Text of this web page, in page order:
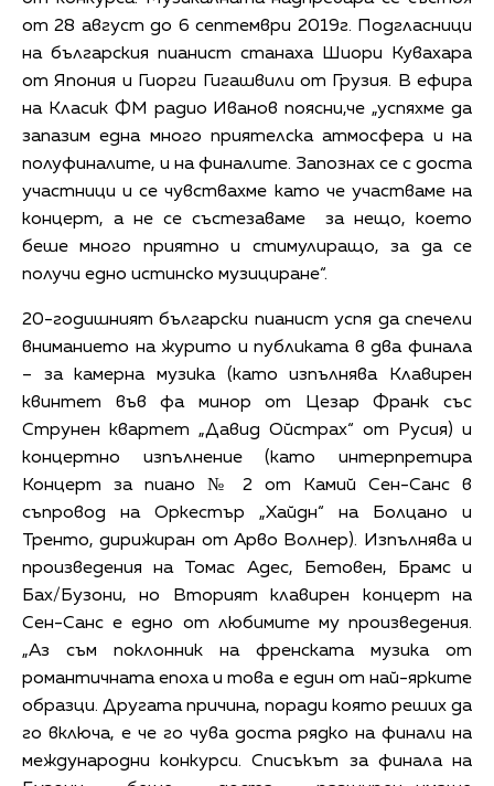
от 28 август до 6 септември 2019г. Подгласници
на българския пианист станаха Шиори Кувахара
от Япония и Гиорги Гигашвили от Грузия. В ефира
на Класик ФМ радио Иванов поясни,че „успяхме да
запазим една много приятелска атмосфера и на
полуфиналите, и на финалите. Запознах се с доста
участници и се чувствахме като че участваме на
концерт, а не се състезаваме за нещо, което
беше много приятно и стимулиращо, за да се
получи едно истинско музициране“.
20-годишният български пианист успя да спечели
вниманието на журито и публиката в два финала
– за камерна музика (като изпълнява Клавирен
квинтет във фа минор от Цезар Франк със
Струнен квартет „Давид Ойстрах“ от Русия) и
концертно изпълнение (като интерпретира
Концерт за пиано № 2 от Камий Сен-Санс в
съпровод на Оркестър „Хайдн“ на Болцано и
Тренто, дирижиран от Арво Волнер). Изпълнява и
произведения на Томас Адес, Бетовен, Брамс и
Бах/Бузони, но Вторият клавирен концерт на
Сен-Санс е едно от любимите му произведения.
„Аз съм поклонник на френската музика от
романтичната епоха и това е един от най-ярките
образци. Другата причина, поради която реших да
го включа, е че го чува доста рядко на финали на
международни конкурси. Списъкът за финала на